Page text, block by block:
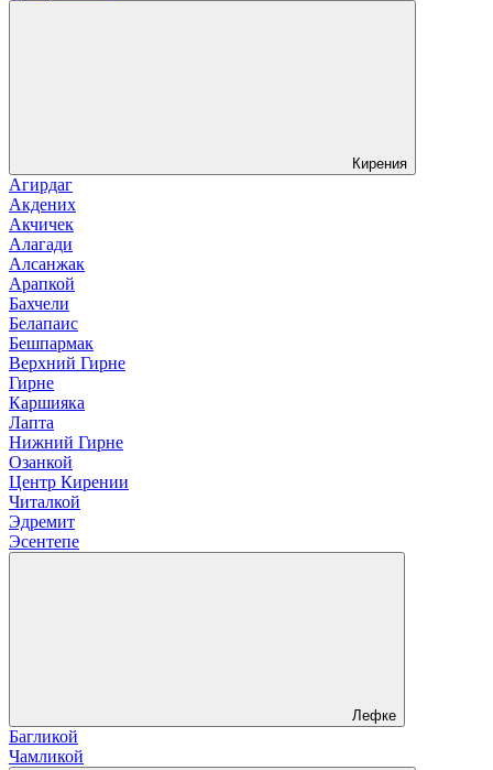
Кирения
Агирдаг
Акдених
Акчичек
Алагади
Алсанжак
Арапкой
Бахчели
Белапаис
Бешпармак
Верхний Гирне
Гирне
Каршияка
Лапта
Нижний Гирне
Озанкой
Центр Кирении
Читалкой
Эдремит
Эсентепе
Лефке
Багликой
Чамликой